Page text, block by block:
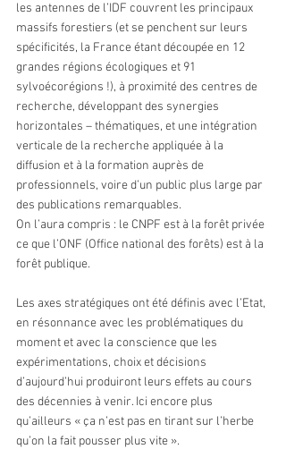
les antennes de l’IDF couvrent les principaux
massifs forestiers (et se penchent sur leurs
spécificités, la France étant découpée en 12
grandes régions écologiques et 91
sylvoécorégions !), à proximité des centres de
recherche, développant des synergies
horizontales – thématiques, et une intégration
verticale de la recherche appliquée à la
diffusion et à la formation auprès de
professionnels, voire d’un public plus large par
des publications remarquables.
On l’aura compris : le CNPF est à la forêt privée
ce que l’ONF (Office national des forêts) est à la
forêt publique.
Les axes stratégiques ont été définis avec l’Etat,
en résonnance avec les problématiques du
moment et avec la conscience que les
expérimentations, choix et décisions
d’aujourd’hui produiront leurs effets au cours
des décennies à venir. Ici encore plus
qu’ailleurs « ça n’est pas en tirant sur l’herbe
qu’on la fait pousser plus vite ».